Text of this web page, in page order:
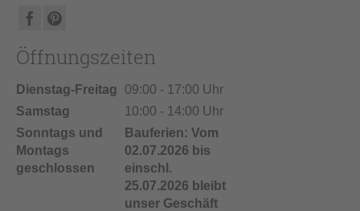
Öffnungszeiten
Dienstag-Freitag
09:00 - 17:00 Uhr
Samstag
10:00 - 14:00 Uhr
Sonntags und
Montags
geschlossen
Bauferien: Vom
02.07.2026 bis
einschl.
25.07.2026 bleibt
unser Geschäft